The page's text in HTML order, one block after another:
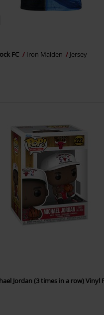
FC Iron Maiden Jersey
Jordan (3 times in a row) Vinyl